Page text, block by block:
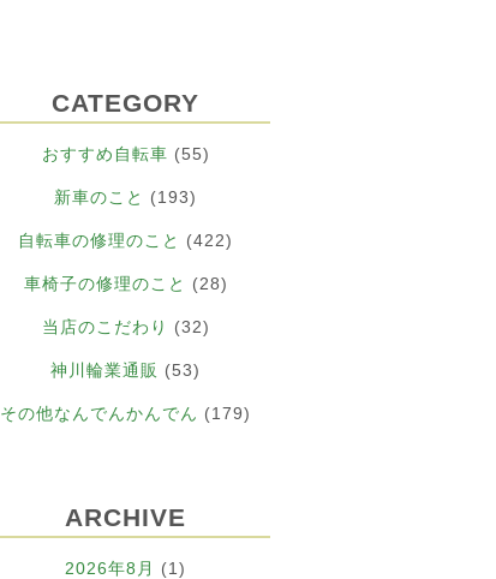
CATEGORY
おすすめ自転車 (55)
新車のこと (193)
自転車の修理のこと (422)
車椅子の修理のこと (28)
当店のこだわり (32)
神川輪業通販 (53)
その他なんでんかんでん (179)
ARCHIVE
2026年8月 (1)